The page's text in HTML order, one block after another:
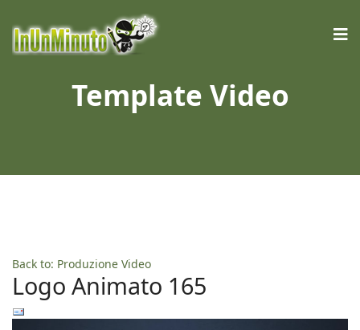
Template Video
Back to: Produzione Video
Logo Animato 165